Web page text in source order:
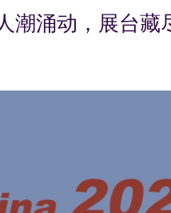
潮涌动，展台藏